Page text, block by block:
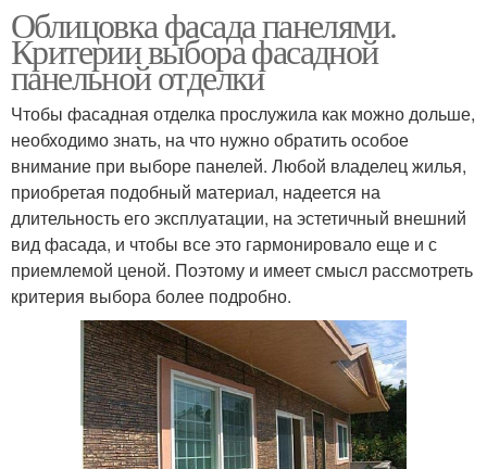
Облицовка фасада панелями.
Критерии выбора фасадной
панельной отделки
Чтобы фасадная отделка прослужила как можно дольше,
необходимо знать, на что нужно обратить особое
внимание при выборе панелей. Любой владелец жилья,
приобретая подобный материал, надеется на
длительность его эксплуатации, на эстетичный внешний
вид фасада, и чтобы все это гармонировало еще и с
приемлемой ценой. Поэтому и имеет смысл рассмотреть
критерия выбора более подробно.